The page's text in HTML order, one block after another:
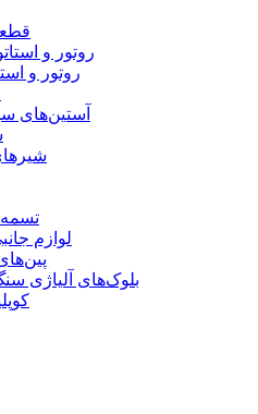
روتور و
روتور و
آستین‌های
تسمه
لوازم
بلوک‌های آلیاژی